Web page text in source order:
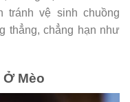
tránh vệ sinh chuồng
thẳng, chẳng hạn như
Mèo